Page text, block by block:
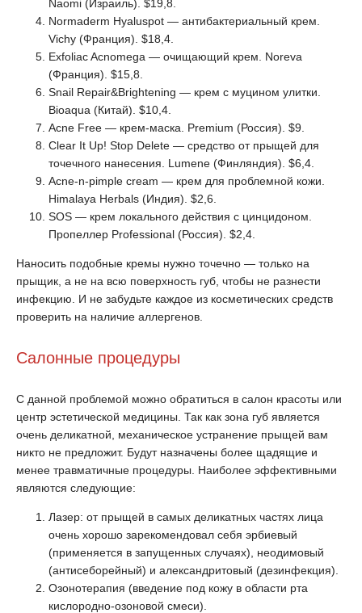
Naomi (Израиль). $19,8.
Normaderm Hyaluspot — антибактериальный крем.
Vichy (Франция). $18,4.
Exfoliac Acnomega — очищающий крем. Noreva
(Франция). $15,8.
Snail Repair&Brightening — крем с муцином улитки.
Bioaqua (Китай). $10,4.
Acne Free — крем-маска. Premium (Россия). $9.
Clear It Up! Stop Delete — средство от прыщей для
точечного нанесения. Lumene (Финляндия). $6,4.
Аcne-n-pimple cream — крем для проблемной кожи.
Himalaya Herbals (Индия). $2,6.
SOS — крем локального действия с цинцидоном.
Пропеллер Professional (Россия). $2,4.
Наносить подобные кремы нужно точечно — только на
прыщик, а не на всю поверхность губ, чтобы не разнести
инфекцию. И не забудьте каждое из косметических средств
проверить на наличие аллергенов.
Салонные процедуры
С данной проблемой можно обратиться в салон красоты или
центр эстетической медицины. Так как зона губ является
очень деликатной, механическое устранение прыщей вам
никто не предложит. Будут назначены более щадящие и
менее травматичные процедуры. Наиболее эффективными
являются следующие:
Лазер: от прыщей в самых деликатных частях лица
очень хорошо зарекомендовал себя эрбиевый
(применяется в запущенных случаях), неодимовый
(антисеборейный) и александритовый (дезинфекция).
Озонотерапия (введение под кожу в области рта
кислородно-озоновой смеси).